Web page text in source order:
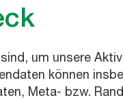
um unsere
können
Meta- bzw.